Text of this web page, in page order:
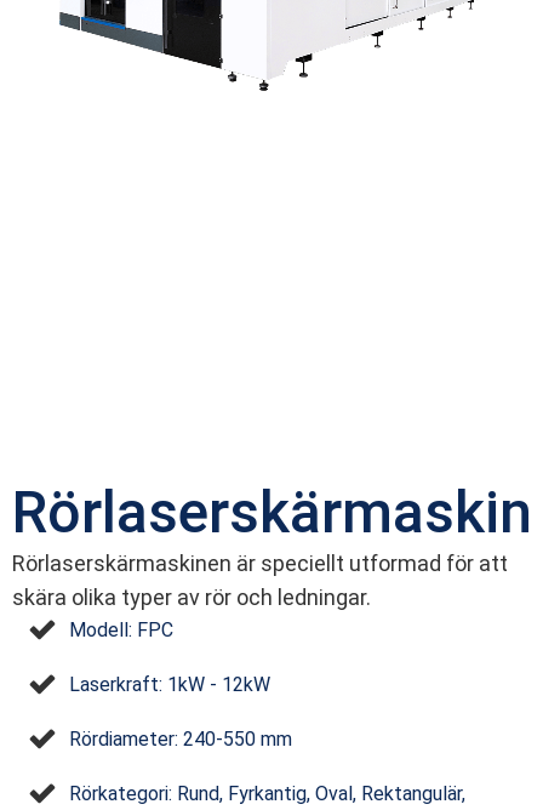
Rörlaserskärmaskin
Rörlaserskärmaskinen är speciellt utformad för att
skära olika typer av rör och ledningar.
Modell: FPC
Laserkraft: 1kW - 12kW
Rördiameter: 240-550 mm
Rörkategori: Rund, Fyrkantig, Oval, Rektangulär,